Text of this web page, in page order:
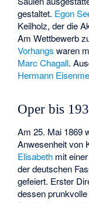
gestaltet. Egon
Keilholz, der die
Am Wettbewerb
Vorhangs waren
Marc Chagall.
Hermann
Oper bis
Am 25. Mai 1869
Anwesenheit von
Elisabeth mit
der deutschen
gefeiert. Erster
dessen